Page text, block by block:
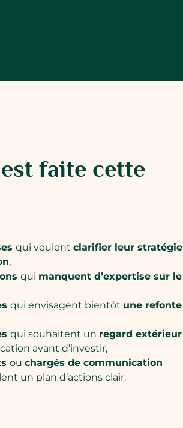
faite cette
qui veulent clarifier leur stratégie
,
qui manquent d’expertise sur le
qui envisagent bientôt une refonte
qui souhaitent un regard extérieur
avant d’investir,
ou chargés de communication
un plan d’actions clair.